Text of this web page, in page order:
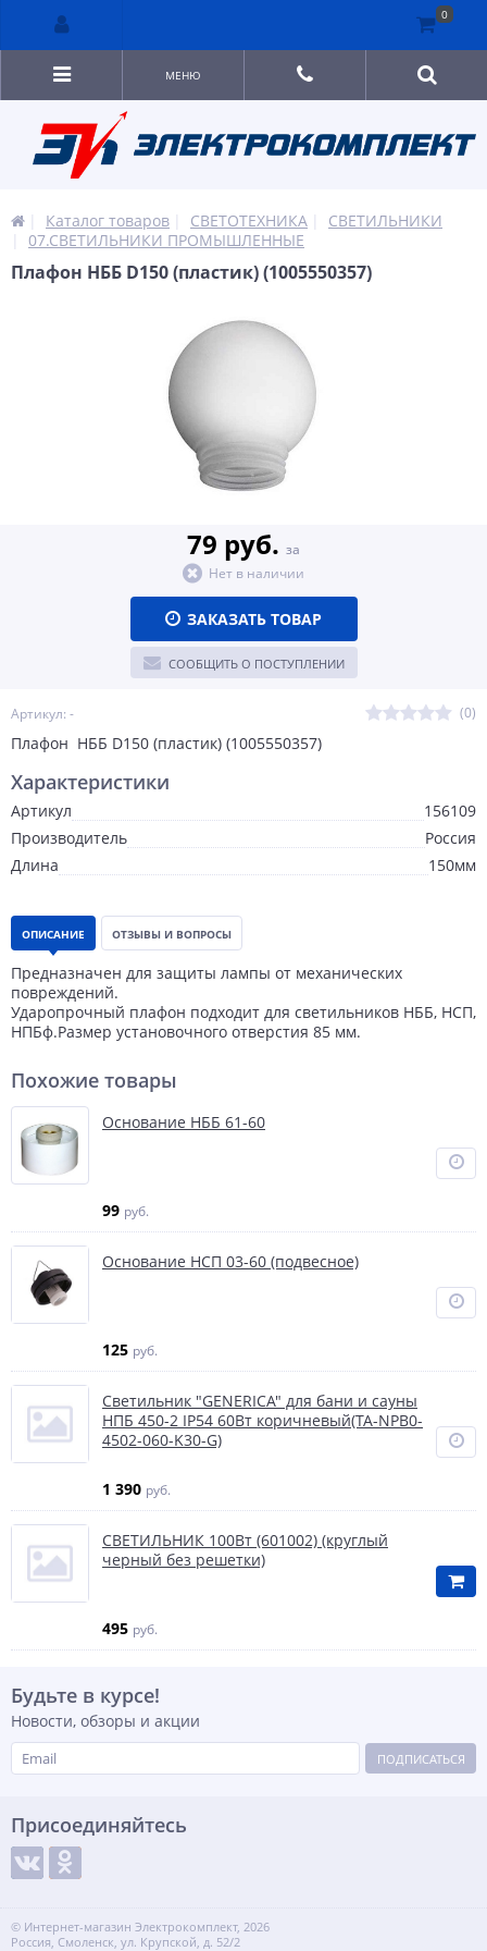
МЕНЮ
Каталог товаров СВЕТОТЕХНИКА
СВЕТИЛЬНИКИ
07.СВЕТИЛЬНИКИ ПРОМЫШЛЕННЫЕ
Плафон НББ D150 (пластик) (1005550357)
Артикул: - (0)
Плафон НББ D150 (пластик) (1005550357)
79 руб. за
Нет в наличии
ЗАКАЗАТЬ ТОВАР
СООБЩИТЬ О ПОСТУПЛЕНИИ
Характеристики
Артикул
156109
Производитель
Россия
Длина
150мм
ОПИСАНИЕ ОТЗЫВЫ И ВОПРОСЫ
Предназначен для защиты лампы от механических
повреждений.
Ударопрочный плафон подходит для светильников НББ, НСП,
НПБф.Размер установочного отверстия 85 мм.
Похожие товары
Основание НББ 61-60
99 руб.
Основание НСП 03-60 (подвесное)
125 руб.
Светильник "GENERICA" для бани и сауны
НПБ 450-2 IP54 60Вт коричневый(TA-NPB0-
4502-060-K30-G)
1 390 руб.
СВЕТИЛЬНИК 100Вт (601002) (круглый
черный без решетки)
495 руб.
Будьте в курсе!
Новости, обзоры и акции
ПОДПИСАТЬСЯ
Присоединяйтесь
© Интернет-магазин Электрокомплект, 2026
Россия, Смоленск, ул. Крупской, д. 52/2
0